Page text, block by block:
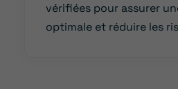
vérifiées pour assurer
optimale et réduire les